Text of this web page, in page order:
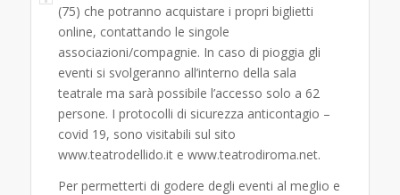
(75) che potranno acquistare i propri biglietti
online, contattando le singole
associazioni/compagnie. In caso di pioggia gli
eventi si svolgeranno all’interno della sala
teatrale ma sarà possibile l’accesso solo a 62
persone. I protocolli di sicurezza anticontagio –
covid 19, sono visitabili sul sito
www.teatrodellido.it e www.teatrodiroma.net.
Per permetterti di godere degli eventi al meglio e